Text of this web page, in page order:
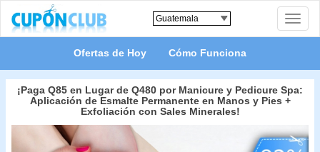
Toggle
Ofertas de Hoy Cómo Funciona
¡Paga Q85 en Lugar de Q480 por Manicure y Pedicure Spa:
Aplicación de Esmalte Permanente en Manos y Pies +
Exfoliación con Sales Minerales!